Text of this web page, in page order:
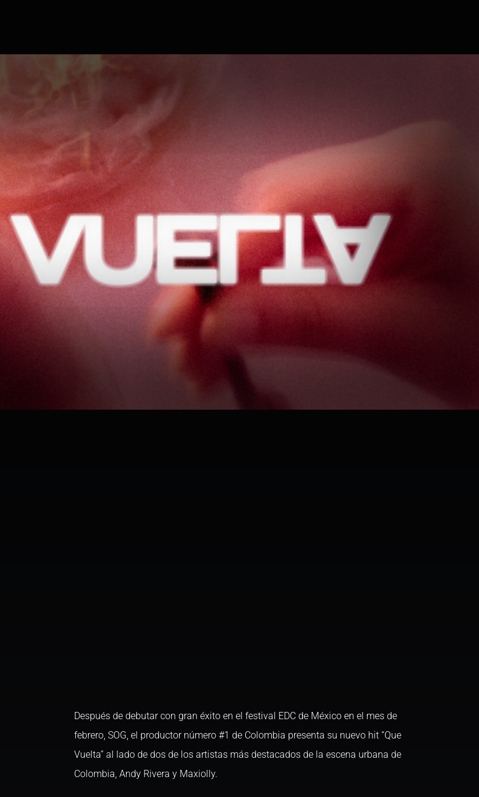
Después de debutar con gran éxito en el festival EDC de México en el mes de
febrero, SOG, el productor número #1 de Colombia presenta su nuevo hit “Que
Vuelta” al lado de dos de los artistas más destacados de la escena urbana de
Colombia, Andy Rivera y Maxiolly.